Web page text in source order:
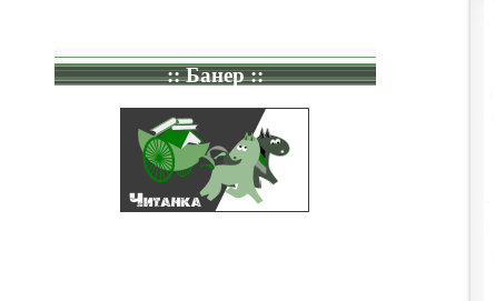
:: Банер ::